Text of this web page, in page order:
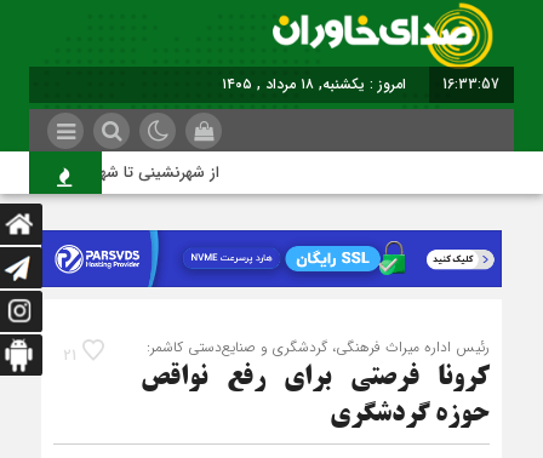
16:33:57 امروز : یکشنبه, ۱۸ مرداد , ۱۴۰۵
از شهرنشینی تا شهروندی
21 رئیس اداره میراث فرهنگی، گردشگری و صنایع‌دستی کاشمر:
کرونا فرصتی برای رفع نواقص
حوزه گردشگری